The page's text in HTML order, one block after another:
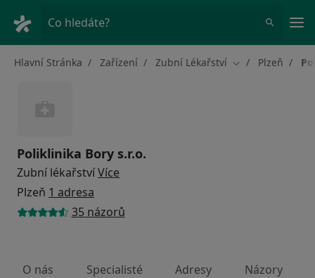
Co hledáte?
Hlavní Stránka Zařízení Zubní Lékařství Změna města
Plzeň
Poliklinika Bory s.r.o.
Zubní lékařstvíVíce
Plzeň 1 adresa
35 názorů
O nás Specialisté Adresy Názory